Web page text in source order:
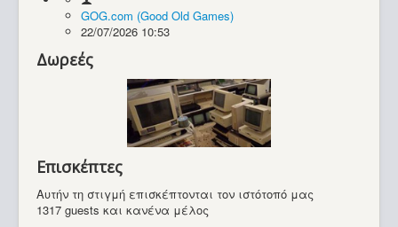
Υπολογιστές
GOG.com (Good Old Games)
22/07/2026 10:53
Δωρεές
Επισκέπτες
Αυτήν τη στιγμή επισκέπτονται τον ιστότοπό μας
1317 guests και κανένα μέλος